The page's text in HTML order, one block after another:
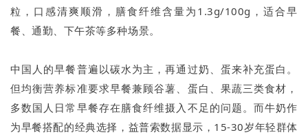
粒，口感清爽顺滑，膳食纤维含量为1.3g/100g，适合早
餐、通勤、下午茶等多种场景。
中国人的早餐普遍以碳水为主，再通过奶、蛋来补充蛋白。
但均衡营养标准要求早餐兼顾谷薯、蛋白、果蔬三类食材，
多数国人日常早餐存在膳食纤维摄入不足的问题。而牛奶作
为早餐搭配的经典选择，益普索数据显示，15-30岁年轻群体